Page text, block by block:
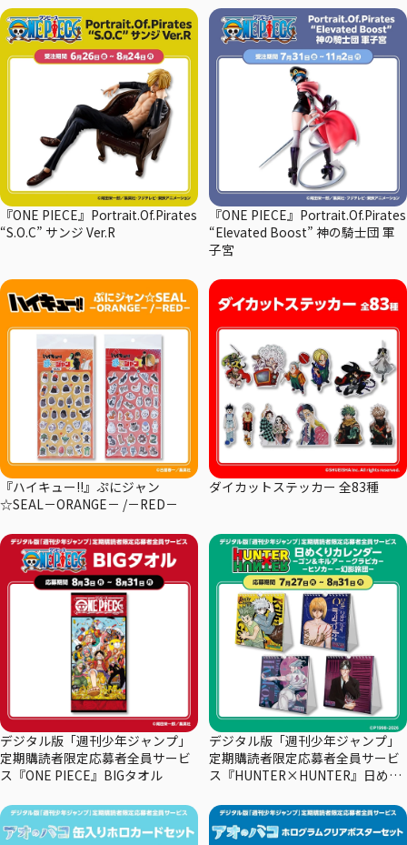
『ONE PIECE』Portrait.Of.Pirates
“S.O.C” サンジ Ver.R
『ONE PIECE』Portrait.Of.Pirates
“Elevated Boost” 神の騎士団 軍
子宮
『ハイキュー!!』ぷにジャン
☆SEAL－ORANGE－ /－RED－
ダイカットステッカー 全83種
デジタル版「週刊少年ジャンプ」
定期購読者限定応募者全員サービ
ス『ONE PIECE』BIGタオル
デジタル版「週刊少年ジャンプ」
定期購読者限定応募者全員サービ
ス『HUNTER×HUNTER』日めく